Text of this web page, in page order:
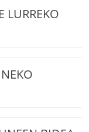
LURREKO